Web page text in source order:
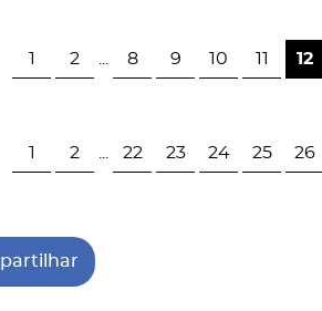
1 2 8 9 10 11 12
1 2 22 23 24 25 26
partilhar